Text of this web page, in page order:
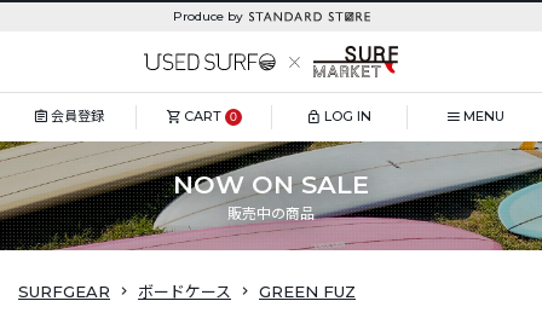
Produce by
会員登録 CART 0 LOG IN MENU
NOW ON SALE
販売中の商品
SURFGEAR ボードケース GREEN FUZ